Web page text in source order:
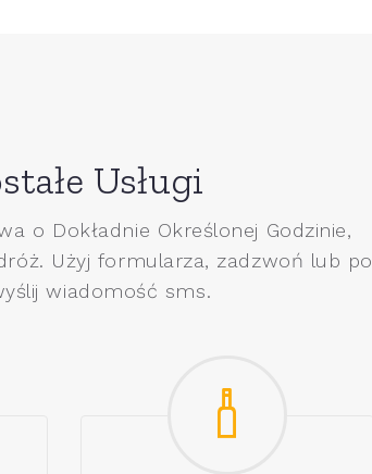
Usługi
o Dokładnie Określonej Godzinie,
Użyj formularza, zadzwoń lub po
wiadomość sms.